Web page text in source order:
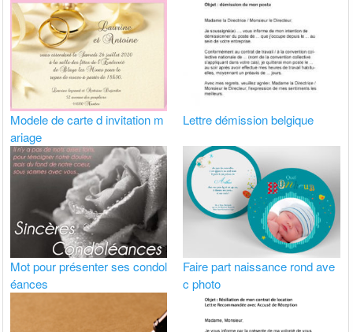
Modele de carte d invitation m
ariage
Lettre démission belgique
Mot pour présenter ses condol
éances
Faire part naissance rond ave
c photo